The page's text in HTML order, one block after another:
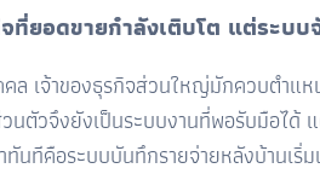
ยอดขายกำลังเติบโต แต่ระบบ
ล เจ้าของธุรกิจส่วนใหญ่มักควบตำแ
นตัวจึงยังเป็นระบบงานที่พอรับมือไ
นทีคือระบบบันทึกรายจ่ายหลังบ้านเริ่